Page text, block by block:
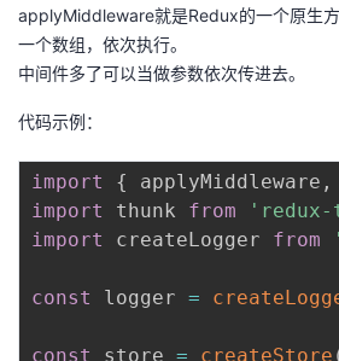
applyMiddleware就是Redux的一个原生
一个数组，依次执行。
中间件多了可以当做参数依次传进去。
代码示例：
import { applyMiddleware ,
import
thunk from 'redux-
import
createLogger from
const logger =
const store = createStore